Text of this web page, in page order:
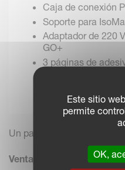
Caja de conexión
Soporte para
Adaptador de 220
GO+
3 páginas de
Un pack completo para
Ventajas
Este sitio
permite
OK,